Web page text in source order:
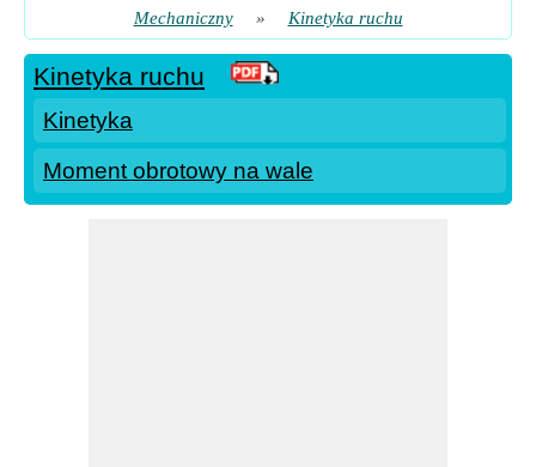
Mechaniczny
» Kinetyka ruchu
Kinetyka ruchu
Kinetyka
Moment obrotowy na wale